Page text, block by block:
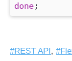
done;
REST API ,